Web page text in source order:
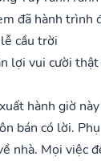
đã hành trình
cầu trời
lợi vui cười
hành giờ
bán có lời.
nhà. Mọi việc